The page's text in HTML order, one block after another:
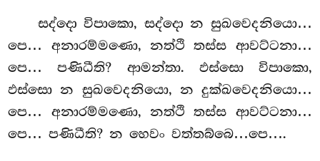
සද්දො විපාකො, සද්දො න සුඛවෙදනියො…
පෙ… අනාරම්මණො, නත්ථි තස්ස ආවට්ටනා…
පෙ… පණිධීති? ආමන්තා. ඵස්සො විපාකො,
ඵස්සො න සුඛවෙදනියො, න දුක්ඛවෙදනියො…
පෙ… අනාරම්මණො, නත්ථි තස්ස ආවට්ටනා…
පෙ… පණිධීති? න හෙවං වත්තබ්බෙ…පෙ….